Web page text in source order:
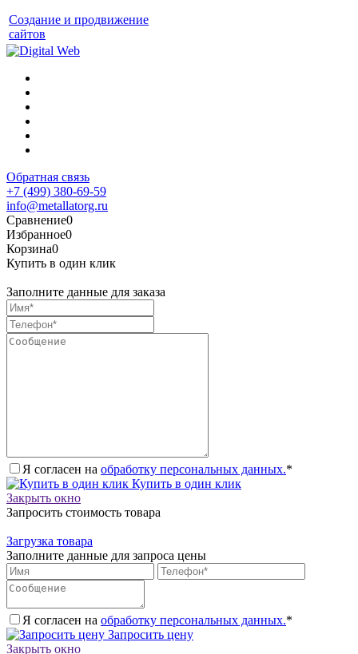
Создание и продвижение
сайтов
Обратная связь
+7 (499) 380-69-59
info@metallatorg.ru
Сравнение0
Избранное0
Корзина0
Купить в один клик
Заполните данные для заказа
Я согласен на обработку персональных данных.*
Купить в один клик
Закрыть окно
Запросить стоимость товара
Загрузка товара
Заполните данные для запроса цены
Я согласен на обработку персональных данных.*
Запросить цену
Закрыть окно